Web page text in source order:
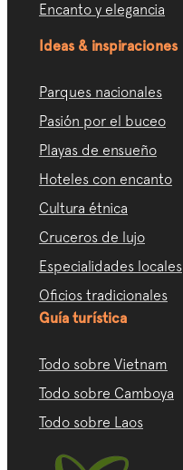
Encanto y elegancia
Ideas & inspiraciones
Parques nacionales
Pasión por el buceo
Playas de ensueño
Hoteles con encanto
Cultura étnica
Cruceros de lujo
Especialidades locales
Oficios tradicionales
Guía turística
Todo sobre Vietnam
Todo sobre Camboya
Todo sobre Laos